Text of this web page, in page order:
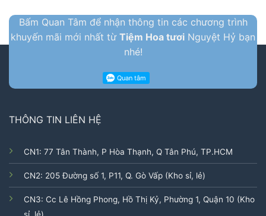
Bấm Quan Tâm để nhận thông tin các chương trình
khuyến mãi mới nhất từ Tiệm Hoa tươi Nguyệt Hỷ bạn
nhé!
THÔNG TIN LIÊN HỆ
CN1: 77 Tân Thành, P Hòa Thạnh, Q Tân Phú, TP.HCM
CN2: 205 Đường số 1, P11, Q. Gò Vấp (Kho sỉ, lẻ)
CN3: Cc Lê Hồng Phong, Hồ Thị Kỷ, Phường 1, Quận 10 (Kho